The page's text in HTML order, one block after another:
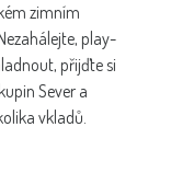
zimním
play-
přijďte si
Sever a
vkladů.